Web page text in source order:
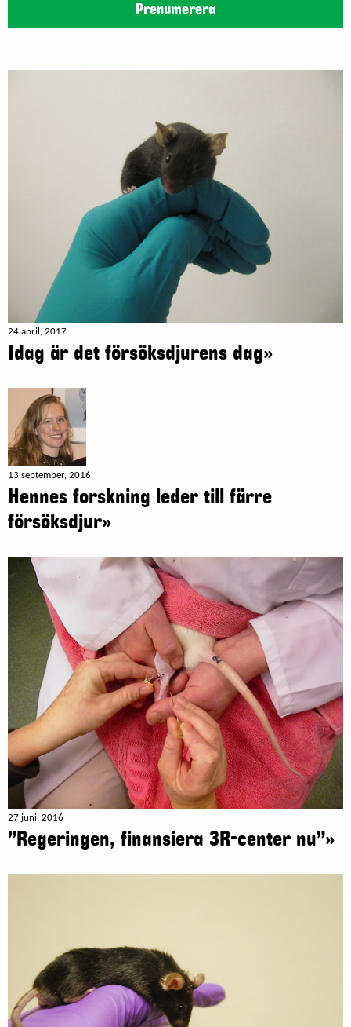
Prenumerera
24 april, 2017
Idag är det försöksdjurens dag»
13 september, 2016
Hennes forskning leder till färre
försöksdjur»
27 juni, 2016
”Regeringen, finansiera 3R-center nu”»